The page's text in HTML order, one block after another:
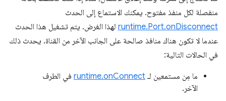
منفصلة لكل منفذ مفتوح. يمكنك الاستماع إلى الحدث
runtime.Port.onDisconnect لهذا الغرض. يتم تشغيل هذا الحدث
عندما لا تكون هناك منافذ صالحة على الجانب الآخر من القناة. يحدث ذلك
في الحالات التالية:
ما مِن مستمعين لـ runtime.onConnect في الطرف
الآخر.